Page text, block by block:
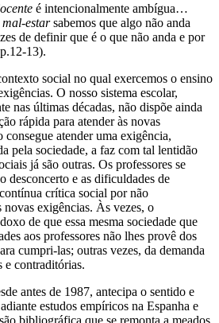
é intencionalmente ambígua…
mal-estarsabemos que algo não anda
de definir que é o que não anda e por
13).
social no qual exercemos o ensino
O nosso sistema escolar,
nas últimas décadas, não dispõe ainda
rápida para atender às novas
consegue atender uma exigência,
pela sociedade, a faz com tal lentidão
já são outras. Os professores se
desconcerto e as dificuldades de
crítica social por não
novas exigências. Às vezes, o
de que essa mesma sociedade que
aos professores não lhes provê dos
cumpri-las; outras vezes, da demanda
e contraditórias.
antes de 1987, antecipa o sentido e
estudos empíricos na Espanha e
bibliográfica que se remonta a meados